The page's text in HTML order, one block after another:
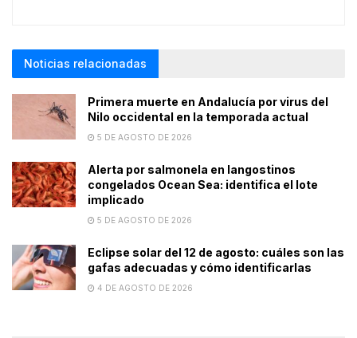
Noticias relacionadas
Primera muerte en Andalucía por virus del
Nilo occidental en la temporada actual
5 DE AGOSTO DE 2026
Alerta por salmonela en langostinos
congelados Ocean Sea: identifica el lote
implicado
5 DE AGOSTO DE 2026
Eclipse solar del 12 de agosto: cuáles son las
gafas adecuadas y cómo identificarlas
4 DE AGOSTO DE 2026